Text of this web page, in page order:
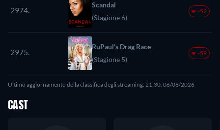
2974.
Scandal
(Stagione 6)
-52
2975.
RuPaul's Drag Race
(Stagione 5)
-59
Ultimo aggiornamento della classifica degli streaming: 21:30, 06/08/2026
CAST